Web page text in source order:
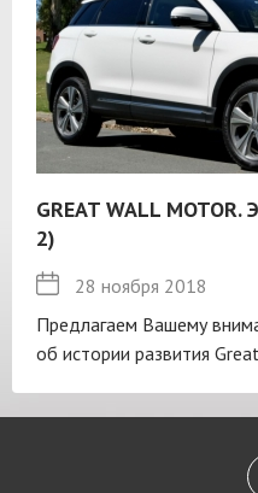
GREAT WALL
2)
28 ноября 2018
Предлагаем Вашему
об истории развития